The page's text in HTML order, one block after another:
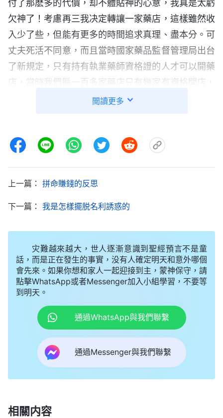
付了那麽多的代價，却不體貼神的心意，我真是太虧
欠神了！考慮再三我决定轉讓一家藥店，這樣雖然收
入少了些，但能有更多的時間追求真理、盡本分。可
丈夫死活不同意，而且當時國家藥品監督管理局出台
了新規定，只有持有執業藥師資格證的人才可以開藥
店，當時我們縣一百多家藥店只有幾家有資格開店，
而我們就占了兩家，以後競争對手越來越少，生意也
經他這麽一説，我的心也不由得蠢蠢欲動，「這些年
會，再做幾年可就發大財了，要不等再多賺點錢我再
盡本分。可藥店的生意越來越忙，有時我剛要去聚會
話諮詢病情，攪得我心煩意亂，不能安静讀神的話。
還有一次，我約好和弟兄姊妹去傳福音，也因着藥店
有急事没去成。每次耽誤聚會、盡本分我心裏都很受
責備。每天忙忙碌碌做生意，没有時間追求真理、盡
本分，這樣下去心會離神越來越遠，我還是想轉讓一
家藥店。可丈夫不同意，開始攔阻我信神，還威脅説
要是我繼續信神就要跟我離婚，這讓我很糾結。就在
我左右為難時發生了一件意想不到的事，我才開始反
丈夫因着拜邪靈突然被鬼附了好幾天。看着他神
閲讀更多
上一篇： 拼命賺錢的反思
下一篇： 我是怎樣擺脱名利誘惑的
灾難越來越大，世人逐漸意識到聖經預言不是童
話，而是正在發生的事實，没有人確定明天和意外哪個
會先來。如果你想和家人一起迎接到主，蒙神保守，請
點擊WhatsApp或者Messenger加入小組學習，不要等
到明天。
通過WhatsApp與我們聯繫
通過Messenger與我們聯繫
相關内容